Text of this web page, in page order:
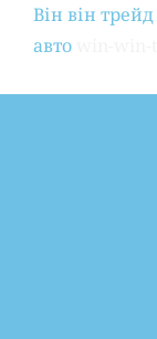
Він він трейд
авто